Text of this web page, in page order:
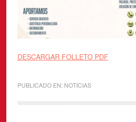
DESCARGAR FOLLETO PDF
PUBLICADO EN: NOTICIAS